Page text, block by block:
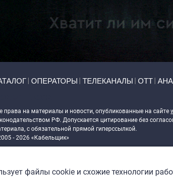
ОПЕРАТОРЫ ТЕЛЕКАНАЛЫ ОТТ
права на материалы и новости, опубликованные на сайте
РФ. Допускается цитирование без
с обязательной прямой гиперссылкой.
- 2026 «Кабельщик»
— поддержка сайта c 2017 года
файлы cookie и схожие технологии